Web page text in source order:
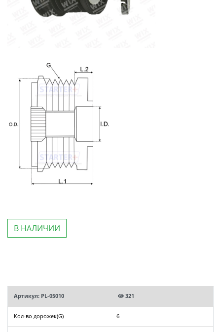
В НАЛИЧИИ
Артикул: PL-05010 321
Кол-во дорожек(G) 6